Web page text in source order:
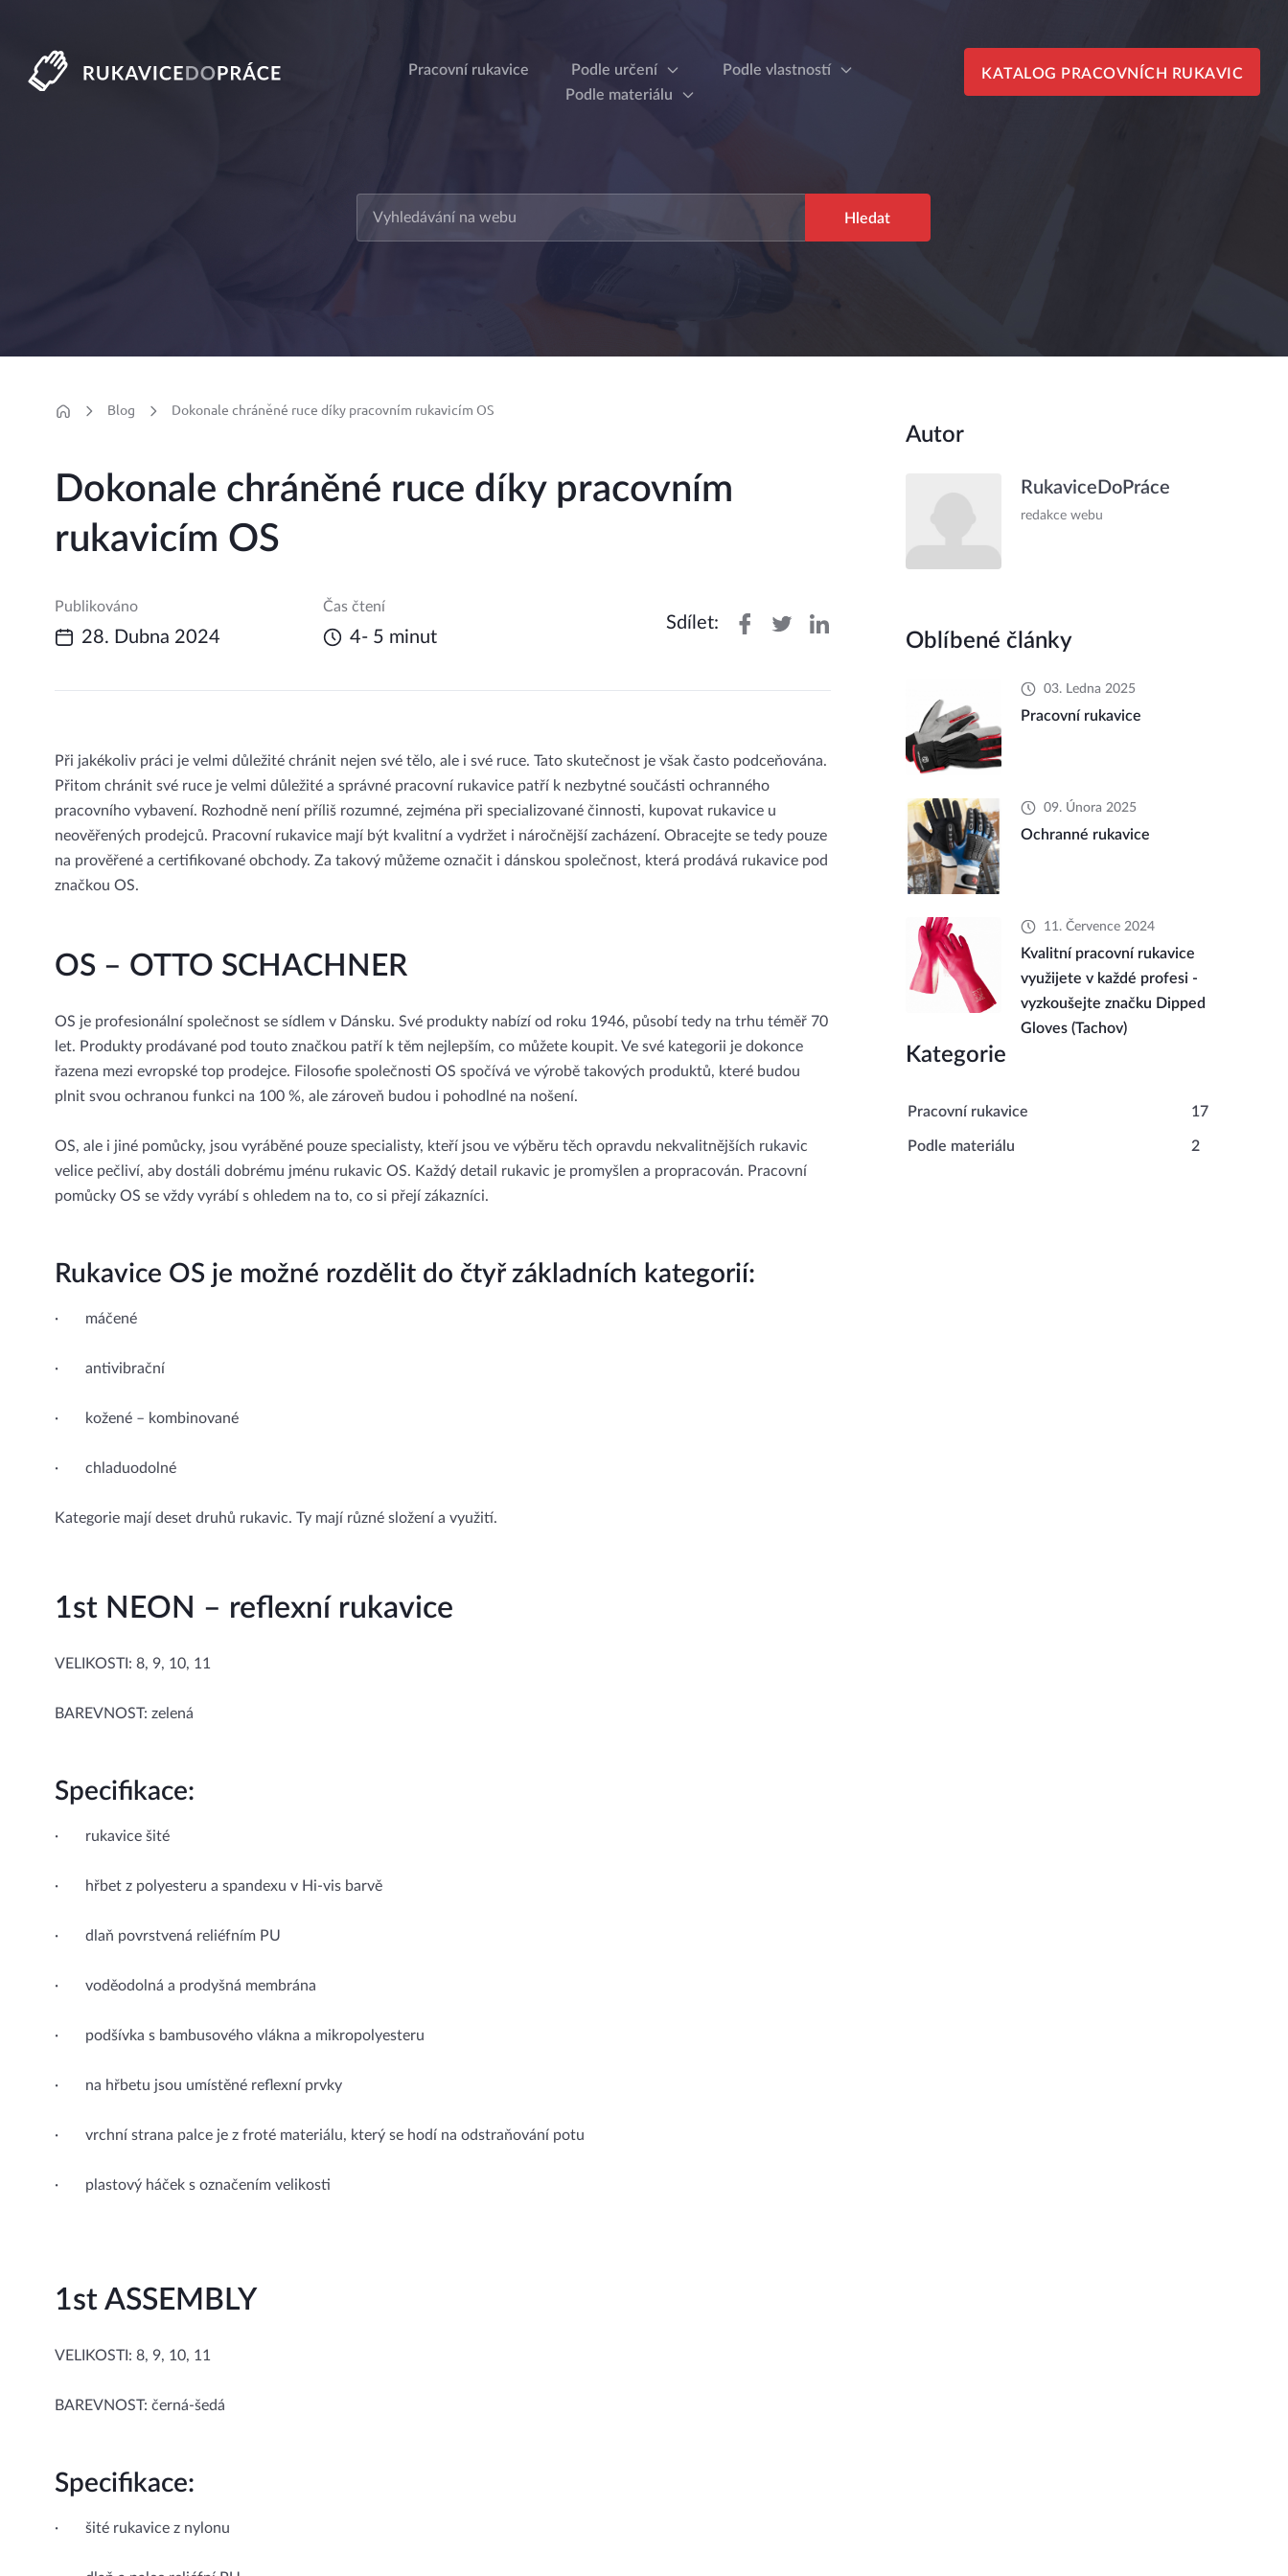
Pracovní rukavice Podle určení
Podle vlastností
Podle materiálu
KATALOG PRACOVNÍCH RUKAVIC
Blog Dokonale chráněné ruce díky pracovním rukavicím OS
Dokonale chráněné ruce díky pracovním
rukavicím OS
Publikováno
28. Dubna 2024
Čas čtení
4- 5 minut
Sdílet:
Při jakékoliv práci je velmi důležité chránit nejen své tělo, ale i své ruce. Tato skutečnost je však často podceňována.
Přitom chránit své ruce je velmi důležité a správné pracovní rukavice patří k nezbytné součásti ochranného
pracovního vybavení. Rozhodně není příliš rozumné, zejména při specializované činnosti, kupovat rukavice u
neověřených prodejců. Pracovní rukavice mají být kvalitní a vydržet i náročnější zacházení. Obracejte se tedy pouze
na prověřené a certifikované obchody. Za takový můžeme označit i dánskou společnost, která prodává rukavice pod
značkou OS.
OS – OTTO SCHACHNER
OS je profesionální společnost se sídlem v Dánsku. Své produkty nabízí od roku 1946, působí tedy na trhu téměř 70
let. Produkty prodávané pod touto značkou patří k těm nejlepším, co můžete koupit. Ve své kategorii je dokonce
řazena mezi evropské top prodejce. Filosofie společnosti OS spočívá ve výrobě takových produktů, které budou
plnit svou ochranou funkci na 100 %, ale zároveň budou i pohodlné na nošení.
OS, ale i jiné pomůcky, jsou vyráběné pouze specialisty, kteří jsou ve výběru těch opravdu nekvalitnějších rukavic
velice pečliví, aby dostáli dobrému jménu rukavic OS. Každý detail rukavic je promyšlen a propracován. Pracovní
pomůcky OS se vždy vyrábí s ohledem na to, co si přejí zákazníci.
Rukavice OS je možné rozdělit do čtyř základních kategorií:
· máčené
· antivibrační
· kožené – kombinované
· chladuodolné
Kategorie mají deset druhů rukavic. Ty mají různé složení a využití.
1st NEON – reflexní rukavice
VELIKOSTI: 8, 9, 10, 11
BAREVNOST: zelená
Specifikace:
· rukavice šité
· hřbet z polyesteru a spandexu v Hi-vis barvě
· dlaň povrstvená reliéfním PU
· voděodolná a prodyšná membrána
· podšívka s bambusového vlákna a mikropolyesteru
· na hřbetu jsou umístěné reflexní prvky
· vrchní strana palce je z froté materiálu, který se hodí na odstraňování potu
· plastový háček s označením velikosti
1st ASSEMBLY
VELIKOSTI: 8, 9, 10, 11
BAREVNOST: černá-šedá
Specifikace:
· šité rukavice z nylonu
Autor
RukaviceDoPráce
redakce webu
Oblíbené články
03. Ledna 2025
Pracovní rukavice
09. Února 2025
Ochranné rukavice
11. Července 2024
Kvalitní pracovní rukavice
využijete v každé profesi -
vyzkoušejte značku Dipped
Gloves (Tachov)
Kategorie
Pracovní rukavice 17
Podle materiálu 2